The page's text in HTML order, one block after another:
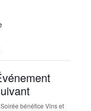
Soirée bénéfice Vins et